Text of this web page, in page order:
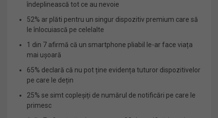
îndeplinească tot ce au nevoie
52% ar plăti pentru un singur dispozitiv premium care să
le înlocuiască pe celelalte
1 din 7 afirmă că un smartphone pliabil le-ar face viața
mai ușoară
65% declară că nu pot ține evidența tuturor dispozitivelor
pe care le dețin
25% se simt copleșiți de numărul de notificări pe care le
primesc